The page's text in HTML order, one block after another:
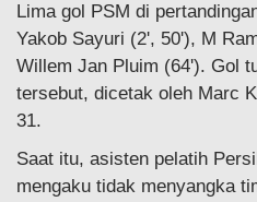
Lima gol PSM di
Yakob Sayuri (2', 50'), M
Willem Jan Pluim (64'). Gol
tersebut, dicetak oleh Marc
31.
Saat itu, asisten pelatih
mengaku tidak menyangka